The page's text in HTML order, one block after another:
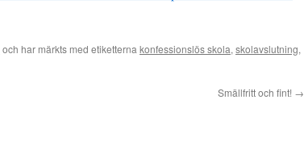
och har märkts med etiketterna konfessionslös skola, skolavslutning,
Smällfritt och fint! →